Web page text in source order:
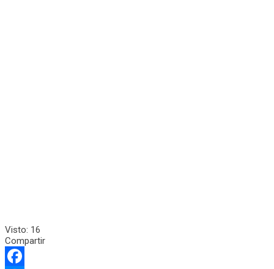
Visto: 16
Compartir